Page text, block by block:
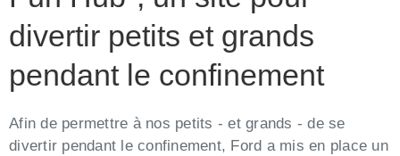
décembre 2024
mars 2024
septembre 2021
avril 2021
divertir petits et grands
pendant le confinement
Afin de permettre à nos petits - et grands - de se
divertir pendant le confinement, Ford a mis en place un